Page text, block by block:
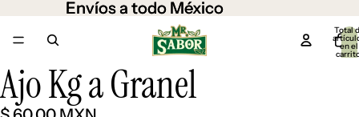
Envíos a todo México
Envíos a todo México
Total
en el
Abrir
imagen
a
Ajo Kg a Granel